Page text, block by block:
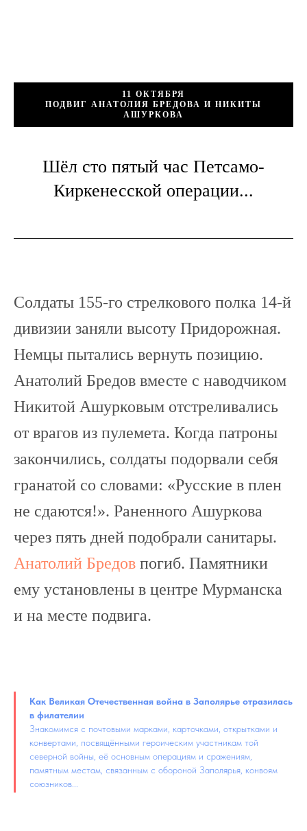
11 ОКТЯБРЯ
ПОДВИГ АНАТОЛИЯ БРЕДОВА И НИКИТЫ
АШУРКОВА
Шёл сто пятый час Петсамо-
Киркенесской операции...
Солдаты 155-го стрелкового полка 14-й
дивизии заняли высоту Придорожная.
Немцы пытались вернуть позицию.
Анатолий Бредов вместе с наводчиком
Никитой Ашурковым отстреливались
от врагов из пулемета. Когда патроны
закончились, солдаты подорвали себя
гранатой со словами: «Русские в плен
не сдаются!». Раненного Ашуркова
через пять дней подобрали санитары.
Анатолий Бредов погиб. Памятники
ему установлены в центре Мурманска
и на месте подвига.
Как Великая Отечественная война в Заполярье отразилась
в филателии
Знакомимся с почтовыми марками, карточками, открытками и
конвертами, посвящёнными героическим участникам той
северной войны, её основным операциям и сражениям,
памятным местам, связанным с обороной Заполярья, конвоям
союзников...